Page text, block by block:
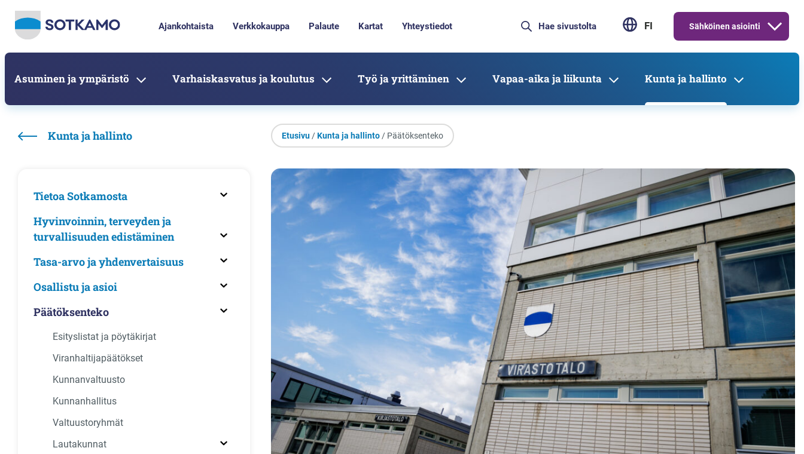
Ajankohtaista Verkkokauppa Palaute Kartat Yhteystiedot FI Sähköinen asiointi
Asuminen ja ympäristö Varhaiskasvatus ja koulutus Työ ja yrittäminen Vapaa-aika ja liikunta Kunta ja hallinto
Kunta ja hallinto
Tietoa Sotkamosta
Hyvinvoinnin, terveyden ja
turvallisuuden edistäminen
Tasa-arvo ja yhdenvertaisuus
Osallistu ja asioi
Päätöksenteko
Esityslistat ja pöytäkirjat
Viranhaltijapäätökset
Kunnanvaltuusto
Kunnanhallitus
Valtuustoryhmät
Lautakunnat
Etusivu /Kunta ja hallinto / Päätöksenteko